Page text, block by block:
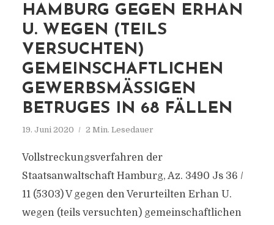
HAMBURG GEGEN ERHAN
U. WEGEN (TEILS
VERSUCHTEN)
GEMEINSCHAFTLICHEN
GEWERBSMÄSSIGEN B
ETRUGES IN 68 FÄLLEN
19. Juni 2020 2 Min. Lesedauer
Vollstreckungsverfahren der
Staatsanwaltschaft Hamburg, Az. 3490 Js 36 /
11 (5303) V gegen den Verurteilten Erhan U.
wegen (teils versuchten) gemeinschaftlichen